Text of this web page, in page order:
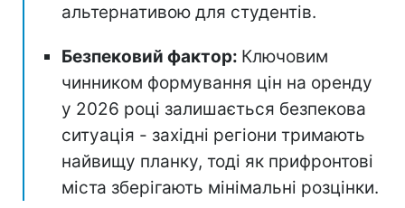
альтернативою для студентів.
Безпековий фактор: Ключовим
чинником формування цін на оренду
у 2026 році залишається безпекова
ситуація - західні регіони тримають
найвищу планку, тоді як прифронтові
міста зберігають мінімальні розцінки.